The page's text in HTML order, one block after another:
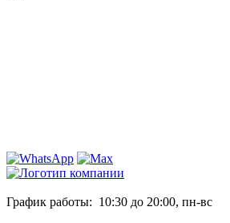
График работы: 10:30 до 20:00, пн-вс